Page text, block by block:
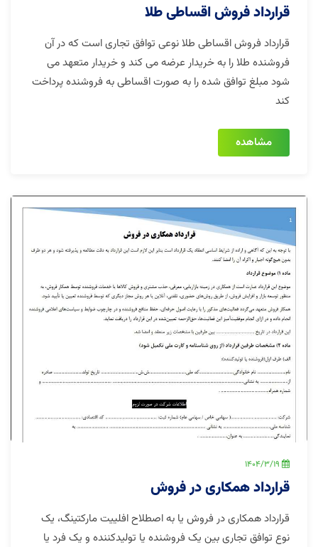
قرارداد فروش اقساطی طلا
قرارداد فروش اقساطی طلا نوعی توافق تجاری است که در آن
فروشنده طلا را به خریدار عرضه می کند و خریدار متعهد می
شود مبلغ توافق شده را به صورت اقساطی به فروشنده پرداخت
کند
مشاهده
1404/3/19
قرارداد همکاری در فروش
قرارداد همکاری در فروش یا به اصطلاح افلییت مارکتینگ، یک
نوع توافق تجاری بین یک فروشنده یا تولیدکننده و یک فرد یا